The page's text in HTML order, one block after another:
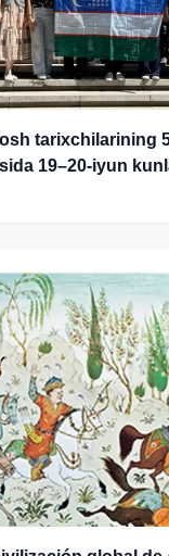
tarixchilarining
19–20-iyun
instituti yosh